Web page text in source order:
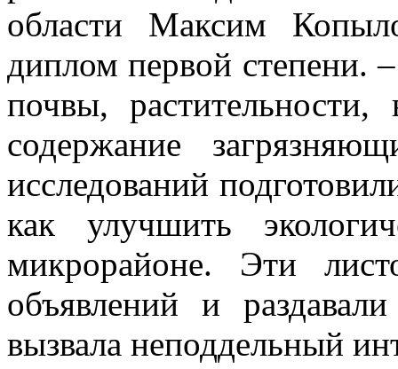
области Максим
диплом первой степени.
почвы,
содержание
исследований
как улучшить
микрорайоне. Эти
объявлений и
вызвала неподдельный